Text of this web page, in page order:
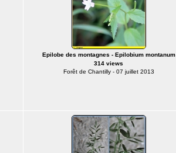
Epilobe des montagnes - Epilobium montanum
314 views
Forêt de Chantilly - 07 juillet 2013